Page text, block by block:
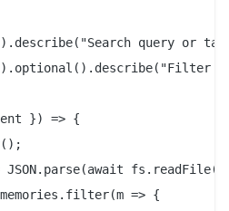
query or
}) => {
JSON.parse(await
=> {